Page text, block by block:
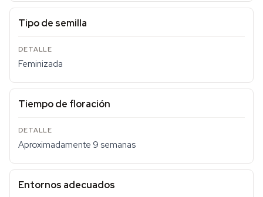
Tipo de semilla
Feminizada
Tiempo de floración
Aproximadamente 9 semanas
Entornos adecuados